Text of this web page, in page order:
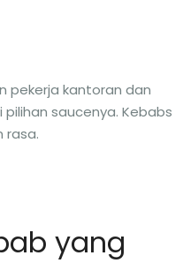
pekerja kantoran dan
saucenya. Kebabs
rasa.
yang